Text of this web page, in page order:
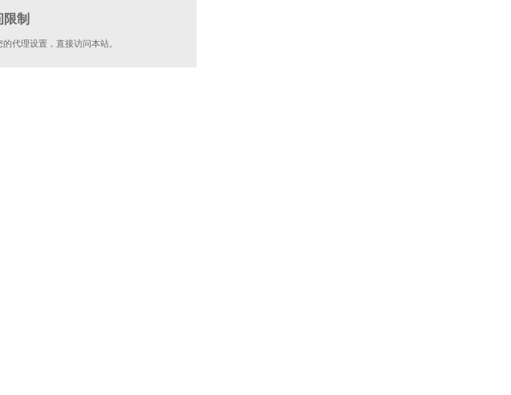
制
代理设置，直接访问本站。